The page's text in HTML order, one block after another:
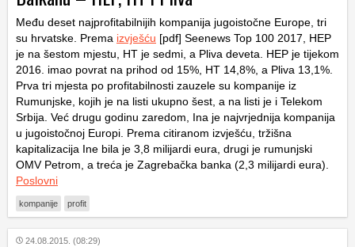
Među deset najprofitabilnijih kompanija jugoistočne Europe, tri
su hrvatske. Prema izvješću [pdf] Seenews Top 100 2017, HEP
je na šestom mjestu, HT je sedmi, a Pliva deveta. HEP je tijekom
2016. imao povrat na prihod od 15%, HT 14,8%, a Pliva 13,1%.
Prva tri mjesta po profitabilnosti zauzele su kompanije iz
Rumunjske, kojih je na listi ukupno šest, a na listi je i Telekom
Srbija. Već drugu godinu zaredom, Ina je najvrjednija kompanija
u jugoistočnoj Europi. Prema citiranom izvješću, tržišna
kapitalizacija Ine bila je 3,8 milijardi eura, drugi je rumunjski
OMV Petrom, a treća je Zagrebačka banka (2,3 milijardi eura).
Poslovni
kompanije profit
24.08.2015. (08:29)